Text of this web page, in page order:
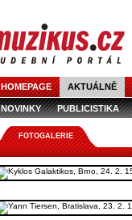
HOMEPAGE AKTUÁLNĚ
NOVINKY PUBLICISTIKA
FOTOGALERIE